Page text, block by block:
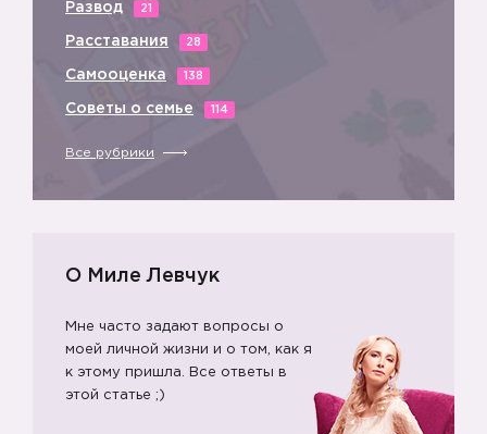
Развод 21
Расставания 28
Самооценка 138
Советы о семье 114
Все рубрики
О Миле Левчук
Мне часто задают вопросы о
моей личной жизни и о том, как я
к этому пришла. Все ответы в
этой статье ;)